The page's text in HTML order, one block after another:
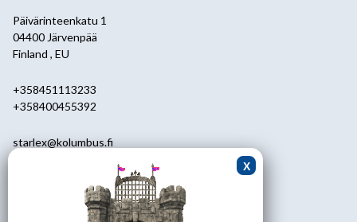
Päivärinteenkatu 1
04400 Järvenpää
Finland , EU
+358451113233
+358400455392
starlex@kolumbus.fi